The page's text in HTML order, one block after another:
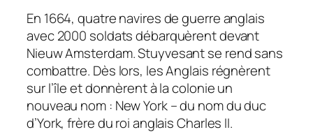
En 1664, quatre navires de guerre anglais
avec 2000 soldats débarquèrent devant
Nieuw Amsterdam. Stuyvesant se rend sans
combattre. Dès lors, les Anglais régnèrent
sur l’île et donnèrent à la colonie un
nouveau nom : New York – du nom du duc
d’York, frère du roi anglais Charles II.